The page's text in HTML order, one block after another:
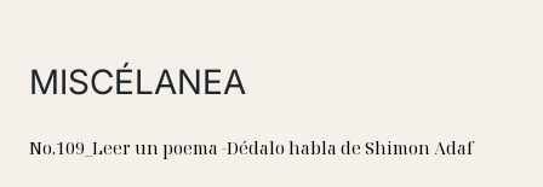
MISCÉLANEA
No.109_Leer un poema -Dédalo habla de Shimon Adaf